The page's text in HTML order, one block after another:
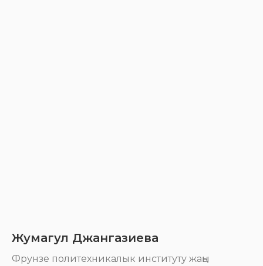
Жумагул Джангазиева
Фрунзе политехникалык институту жаңы